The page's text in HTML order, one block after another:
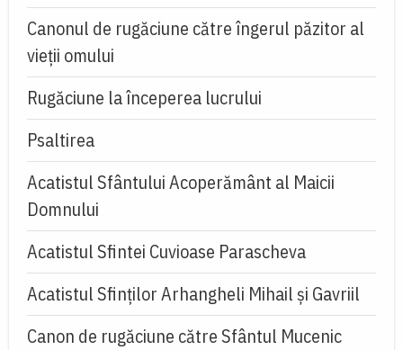
Canonul de rugăciune către îngerul păzitor al
vieții omului
Rugăciune la începerea lucrului
Psaltirea
Acatistul Sfântului Acoperământ al Maicii
Domnului
Acatistul Sfintei Cuvioase Parascheva
Acatistul Sfinților Arhangheli Mihail și Gavriil
Canon de rugăciune către Sfântul Mucenic